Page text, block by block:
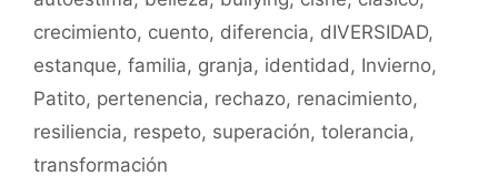
crecimiento, cuento, diferencia, dIVERSIDAD,
estanque, familia, granja, identidad, Invierno,
Patito, pertenencia, rechazo, renacimiento,
resiliencia, respeto, superación, tolerancia,
transformación